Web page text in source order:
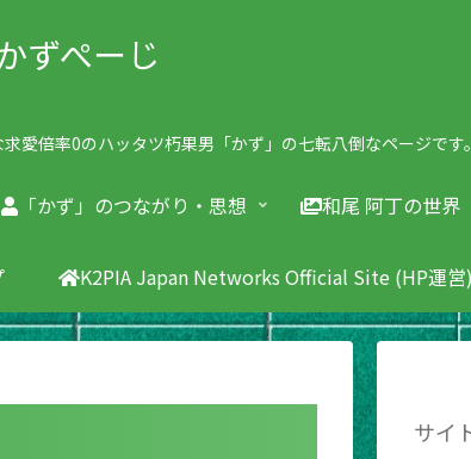
ずぺーじ
愛倍率0のハッタツ朽果男「かず」の七転八倒なページです。
「かず」のつながり・思想 和尾 阿丁の世界
K2PIA Japan Networks Official Site (HP運営)